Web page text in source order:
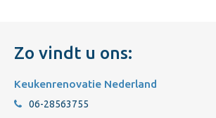
Zo vindt u ons:
Keukenrenovatie Nederland
06-28563755